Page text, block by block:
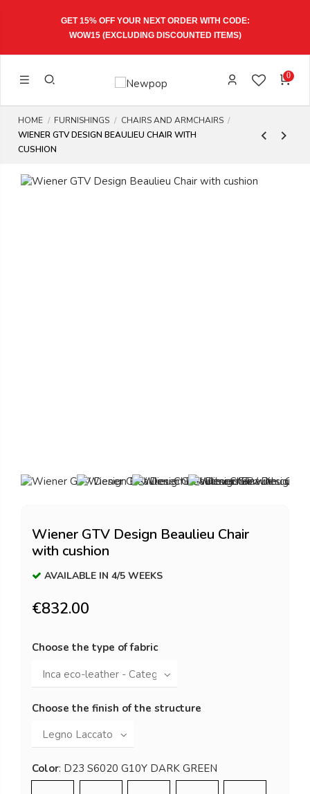
15% OFF YOUR NEXT ORDER WITH CODE:
(EXCLUDING DISCOUNTED ITEMS)
0
HOME FURNISHINGS
CHAIRS AND ARMCHAIRS
WIENER GTV DESIGN BEAULIEU CHAIR WITH
CUSHION
Wiener GTV Design Beaulieu Chair
with cushion
AVAILABLE IN 4/5 WEEKS
€832.00
Choose the type of fabric
Choose the finish of the structure
Color